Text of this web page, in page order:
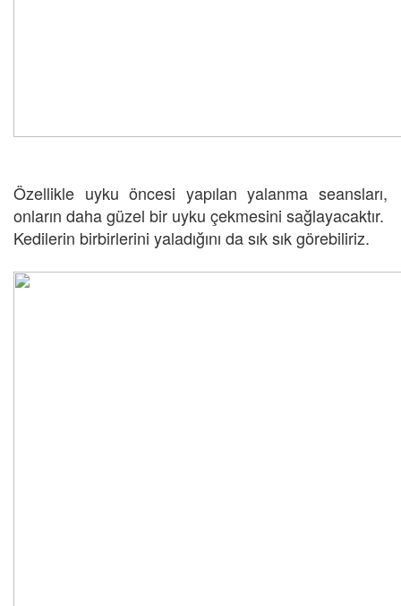
Özellikle uyku öncesi yapılan yalanma seansları,
onların daha güzel bir uyku çekmesini sağlayacaktır.
Kedilerin birbirlerini yaladığını da sık sık görebiliriz.